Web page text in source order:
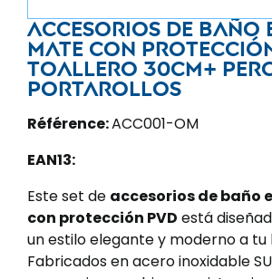
Accesorios de baño
mate con protección
Toallero 30cm+
Portarollos
Référence:ACC001-OM
EAN13:
Este set de accesorios de baño
con protección PVD está
un estilo elegante y moderno a tu
Fabricados en acero inoxidable